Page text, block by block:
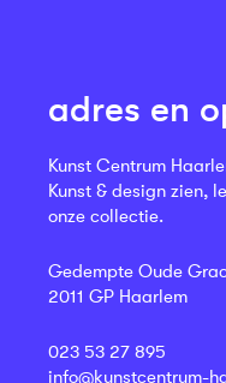
adres en
Kunst Centrum
Kunst & design zien,
onze collectie.
Gedempte Oude
2011 GP Haarlem
023 53 27 895
info@kunstcentrum-